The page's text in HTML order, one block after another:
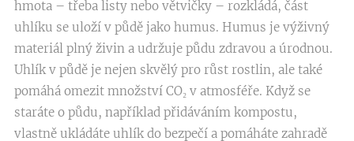
hmota – třeba listy nebo větvičky – rozkládá, část
uhlíku se uloží v půdě jako humus. Humus je výživný
materiál plný živin a udržuje půdu zdravou a úrodnou.
Uhlík v půdě je nejen skvělý pro růst rostlin, ale také
pomáhá omezit množství CO₂ v atmosféře. Když se
staráte o půdu, například přidáváním kompostu,
vlastně ukládáte uhlík do bezpečí a pomáháte zahradě